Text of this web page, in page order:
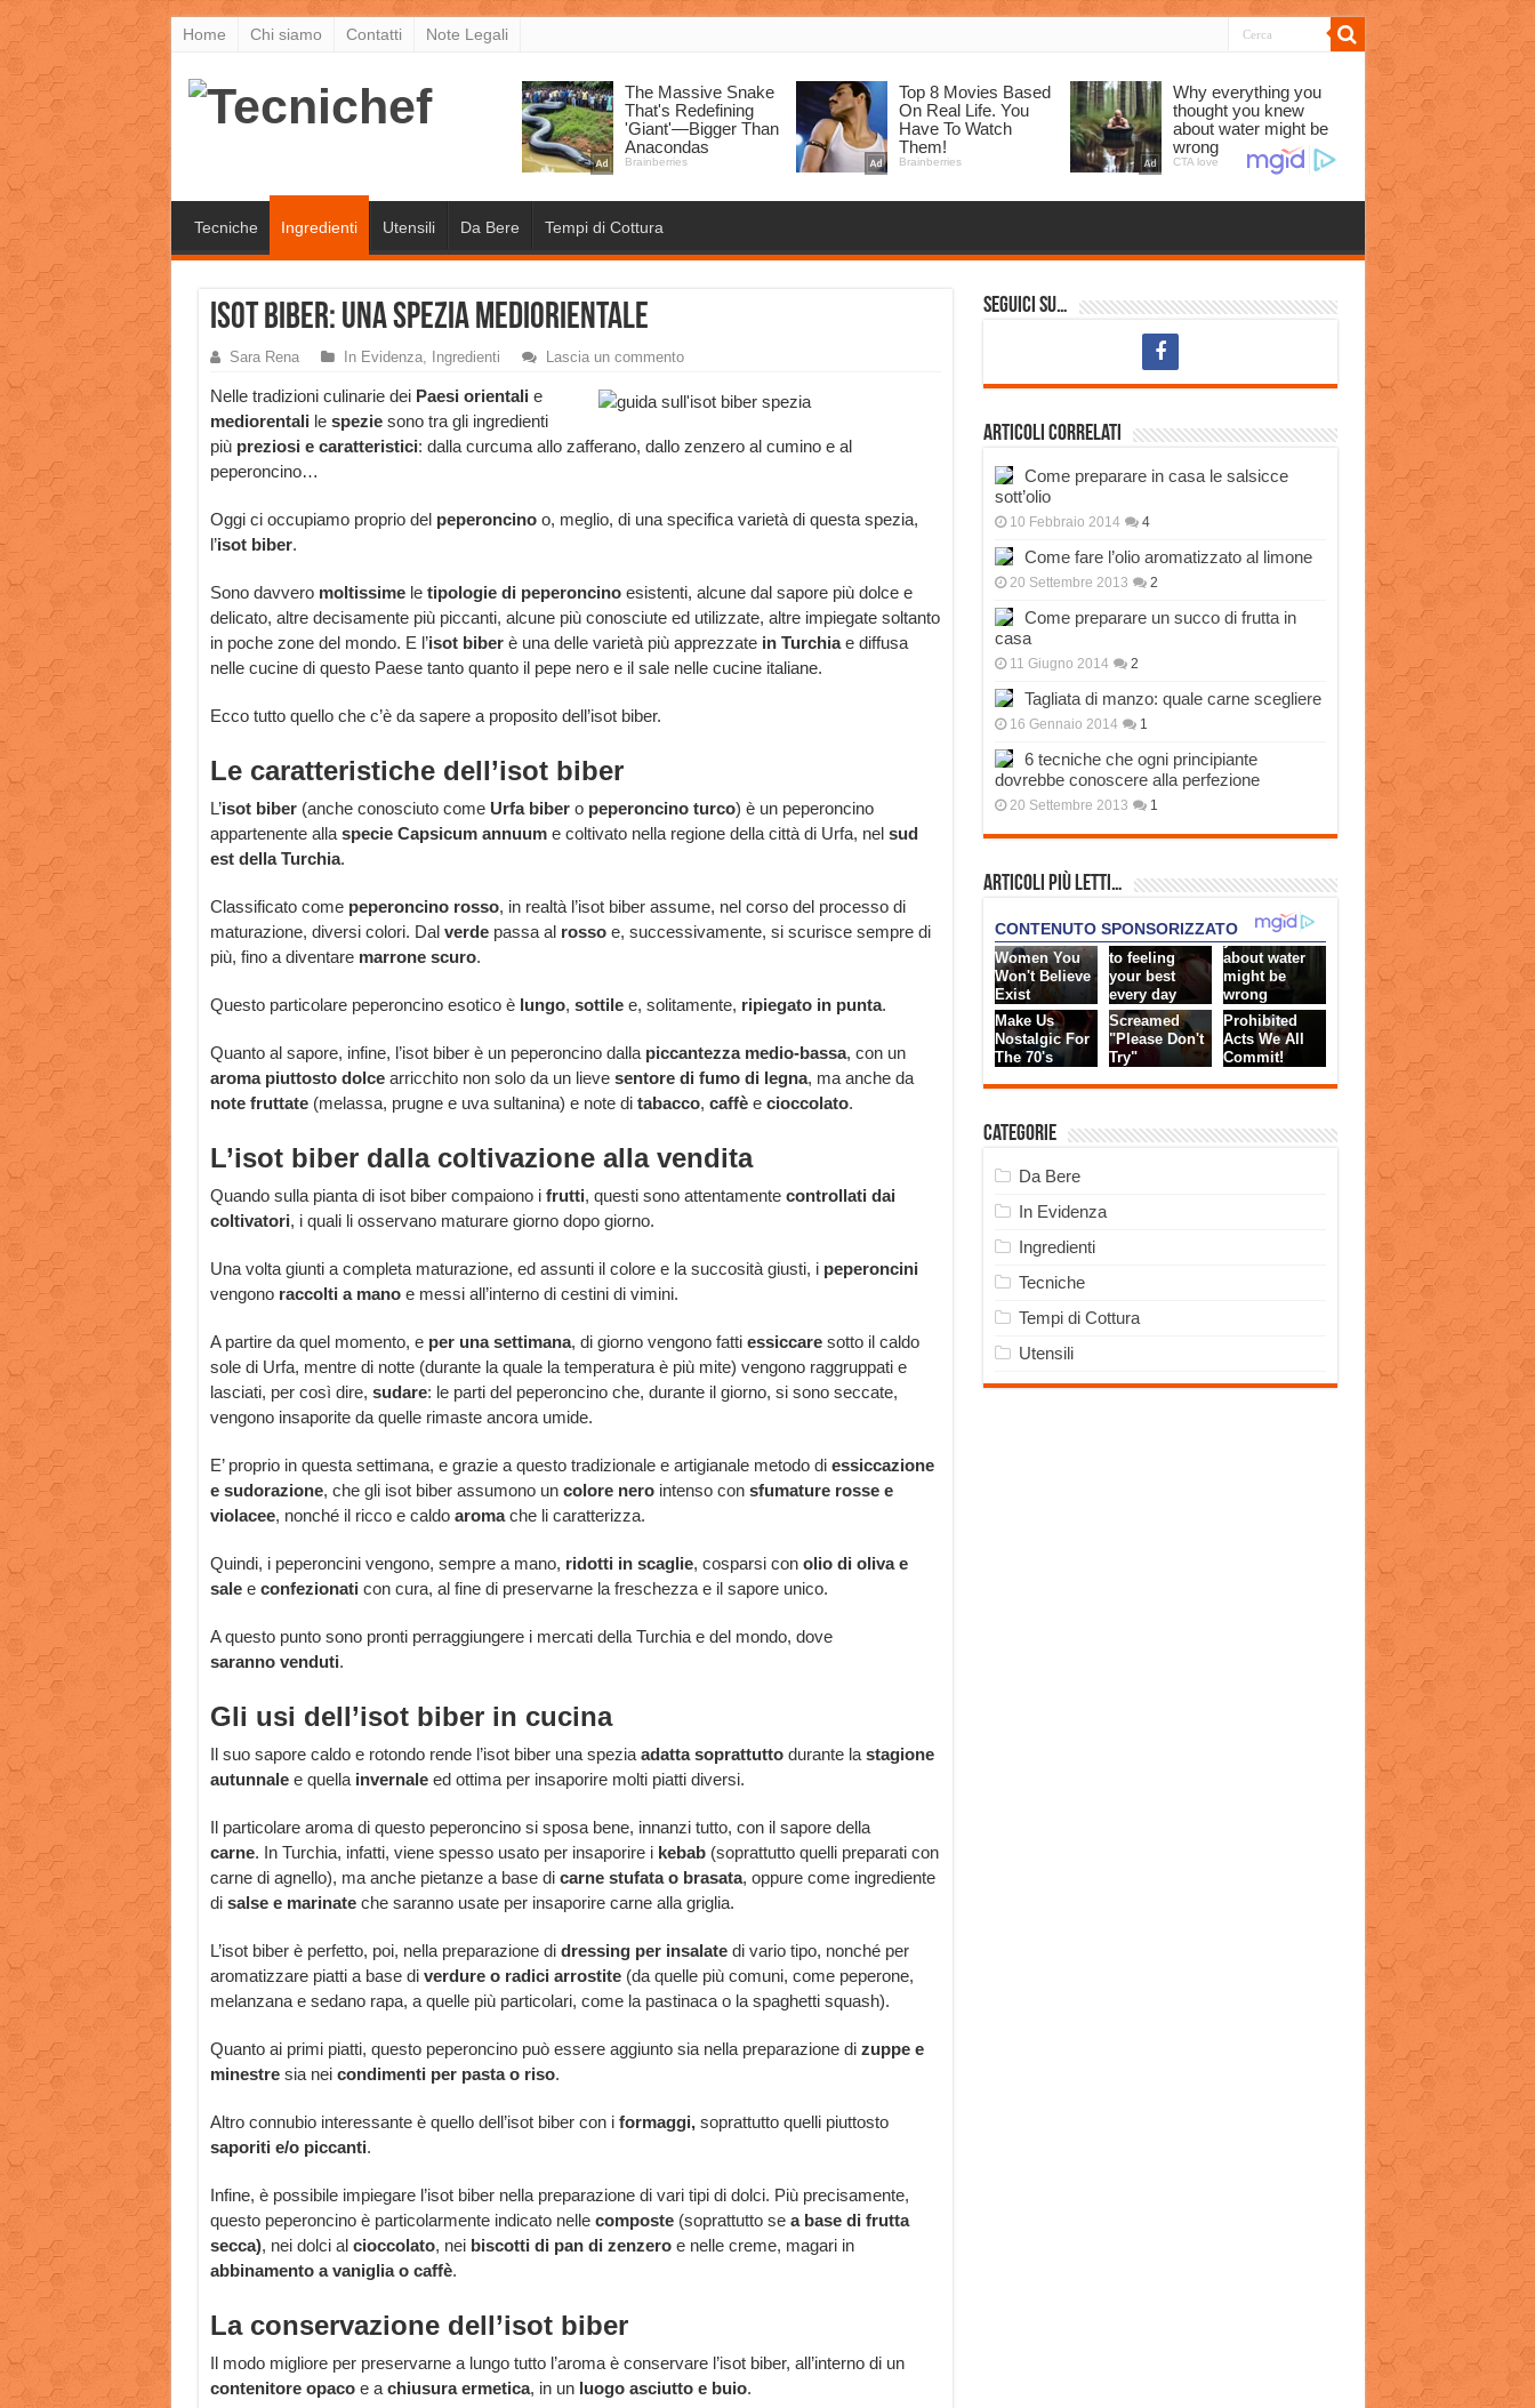
Home Chi siamo Contatti Note Legali
Tecniche Ingredienti Utensili Da Bere Tempi di Cottura
Isot biber: una spezia mediorientale
Sara Rena In Evidenza, Ingredienti Lascia un commento
Nelle tradizioni culinarie dei Paesi orientali e
mediorentali le speziesono tra gli ingredienti
più preziosi e caratteristici: dalla curcuma allo zafferano, dallo zenzero al cumino e al
peperoncino…
Oggi ci occupiamo proprio del peperoncinoo, meglio, di una specifica varietà di questa spezia,
l’isot biber.
Sono davvero moltissimele tipologie di peperoncino esistenti, alcune dal sapore più dolce e
delicato, altre decisamente più piccanti, alcune più conosciute ed utilizzate, altre impiegate soltanto
in poche zone del mondo. E l’isot biberè una delle varietà più apprezzate in Turchiae diffusa
nelle cucine di questo Paese tanto quanto il pepe nero e il sale nelle cucine italiane.
Ecco tutto quello che c’è da sapere a proposito dell’isot biber.
Le caratteristiche dell’isot biber
L’isot biber(anche conosciuto comeUrfa bibero peperoncino turco) è un peperoncino
appartenente alla specie Capsicum annuume coltivato nella regione della città di Urfa, nel sud
est della Turchia.
Classificato come peperoncino rosso, in realtà l’isot biber assume, nel corso del processo di
maturazione, diversi colori. Dal verdepassa al rossoe, successivamente, si scurisce sempre di
più, fino a diventare marrone scuro.
Questo particolare peperoncino esotico èlungo, sottilee, solitamente, ripiegato in punta.
Quanto al sapore, infine, l’isot biber è un peperoncino dalla piccantezza medio-bassa, con un
aroma piuttosto dolcearricchito non solo da un lieve sentore di fumo di legna, ma anche da
note fruttate(melassa, prugne e uva sultanina) e note ditabacco, caffèe cioccolato.
L’isot biber dalla coltivazione alla vendita
Quando sulla pianta di isot biber compaiono i frutti, questi sono attentamente controllati dai
coltivatori, i quali li osservano maturare giorno dopo giorno.
Una volta giunti a completa maturazione, ed assunti il colore e la succosità giusti, i peperoncini
vengono raccolti a manoe messi all’interno di cestini di vimini.
A partire da quel momento, e per una settimana, di giorno vengono fatti essiccaresotto il caldo
sole di Urfa, mentre di notte (durante la quale la temperatura è più mite) vengono raggruppati e
lasciati, per così dire, sudare: le parti del peperoncino che, durante il giorno, si sono seccate,
vengono insaporite da quelle rimaste ancora umide.
E’ proprio in questa settimana, e grazie a questo tradizionale e artigianale metodo diessiccazione
e sudorazione, che gli isot biber assumono un colore nerointenso con sfumature rosse e
violacee, nonché il ricco e caldoaromache li caratterizza.
Quindi, i peperoncini vengono, sempre a mano, ridotti in scaglie, cosparsi con olio di oliva e
salee confezionati con cura, al fine di preservarne la freschezza e il sapore unico.
A questo punto sono pronti perraggiungere i mercati della Turchia e del mondo, dove
saranno venduti.
Gli usi dell’isot biber in cucina
Il suo sapore caldo e rotondo rende l’isot biber una spezia adatta soprattuttodurante la stagione
autunnalee quella invernaleed ottima per insaporire molti piatti diversi.
Il particolare aroma di questo peperoncino si sposa bene, innanzi tutto, con il sapore della
carne. In Turchia, infatti, viene spesso usato per insaporire i kebab(soprattutto quelli preparati con
carne di agnello), ma anche pietanze a base di carne stufata o brasata, oppure come ingrediente
di salse e marinateche saranno usate per insaporire carne alla griglia.
L’isot biber è perfetto, poi, nella preparazione di dressing per insalatedi vario tipo, nonché per
aromatizzare piatti a base di verdure o radici arrostite(da quelle più comuni, come peperone,
melanzana e sedano rapa, a quelle più particolari, come la pastinaca o la spaghetti squash).
Quanto ai primi piatti, questo peperoncino può essere aggiunto sia nella preparazione di zuppe e
minestresia nei condimenti per pasta o riso.
Altro connubio interessante è quello dell’isot biber con i formaggi,soprattutto quelli piuttosto
saporiti e/o piccanti.
Infine, è possibile impiegare l’isot biber nella preparazione di vari tipi di dolci. Più precisamente,
questo peperoncino è particolarmente indicato nelle composte(soprattutto se a base di frutta
secca), nei dolci al cioccolato, nei biscotti di pan di zenzeroe nelle creme, magari in
abbinamento a vaniglia o caffè.
La conservazione dell’isot biber
Il modo migliore per preservarne a lungo tutto l’aroma è conservare l’isot biber, all’interno di un
contenitore opacoe a chiusura ermetica, in un luogo asciutto e buio.
Seguici su…
Articoli correlati
Come preparare in casa le salsicce
sott’olio
10 Febbraio 2014 4
Come fare l’olio aromatizzato al limone
20 Settembre 2013 2
Come preparare un succo di frutta in
casa
11 Giugno 2014 2
Tagliata di manzo: quale carne scegliere
16 Gennaio 2014 1
6 tecniche che ogni principiante
dovrebbe conoscere alla perfezione
20 Settembre 2013 1
Articoli più Letti…
Categorie
Da Bere
In Evidenza
Ingredienti
Tecniche
Tempi di Cottura
Utensili